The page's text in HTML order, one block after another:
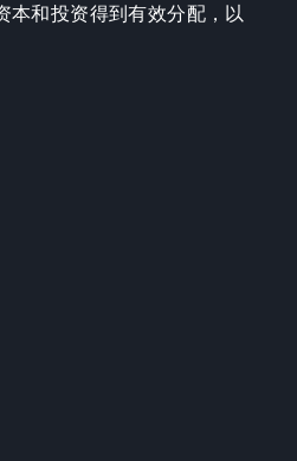
本和投资得到有效分配，以